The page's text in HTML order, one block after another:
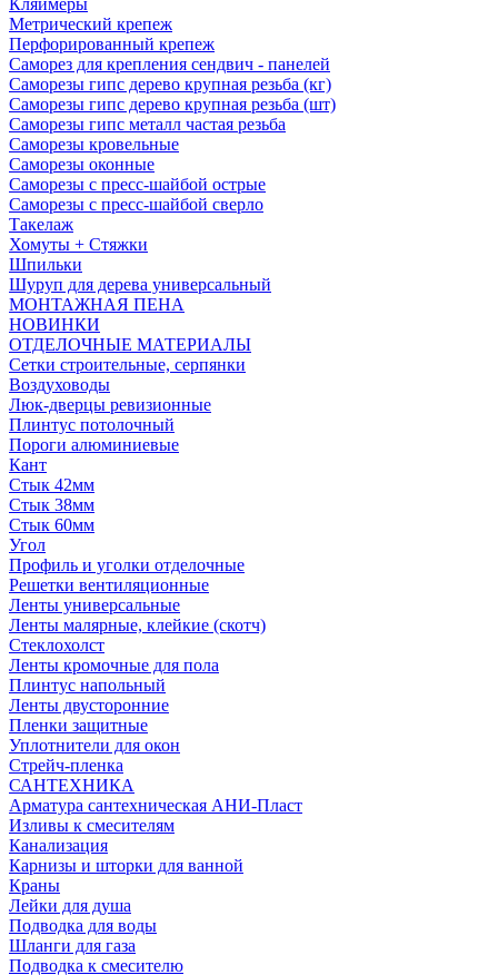
Кляймеры
Метрический крепеж
Перфорированный крепеж
Саморез для крепления сендвич - панелей
Саморезы гипс дерево крупная резьба (кг)
Саморезы гипс дерево крупная резьба (шт)
Саморезы гипс металл частая резьба
Саморезы кровельные
Саморезы оконные
Саморезы с пресс-шайбой острые
Саморезы с пресс-шайбой сверло
Такелаж
Хомуты + Стяжки
Шпильки
Шуруп для дерева универсальный
МОНТАЖНАЯ ПЕНА
НОВИНКИ
ОТДЕЛОЧНЫЕ МАТЕРИАЛЫ
Сетки строительные, серпянки
Воздуховоды
Люк-дверцы ревизионные
Плинтус потолочный
Пороги алюминиевые
Кант
Стык 42мм
Стык 38мм
Стык 60мм
Угол
Профиль и уголки отделочные
Решетки вентиляционные
Ленты универсальные
Ленты малярные, клейкие (скотч)
Стеклохолст
Ленты кромочные для пола
Плинтус напольный
Ленты двусторонние
Пленки защитные
Уплотнители для окон
Стрейч-пленка
САНТЕХНИКА
Арматура сантехническая АНИ-Пласт
Изливы к смесителям
Канализация
Карнизы и шторки для ванной
Краны
Лейки для душа
Подводка для воды
Шланги для газа
Подводка к смесителю